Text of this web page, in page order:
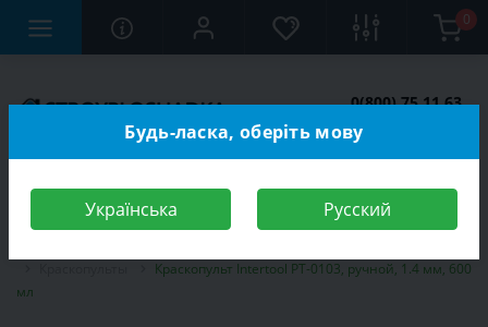
0
0(800) 75 11 63
Краскопульт Intertool PT-0103, ручной, 1.4 мм, 600
мл
Будь-ласка, оберіть мову
Українська Русский